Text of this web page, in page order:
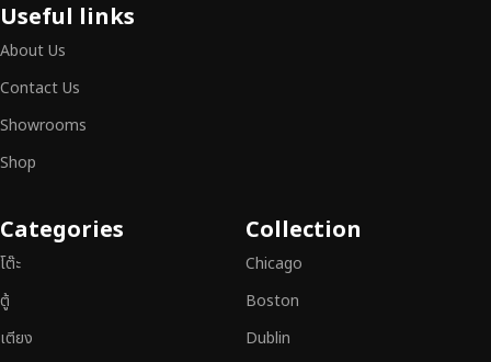
เฟอร์นิเจอร์ไม้ไม่ใช่เพียงของตกแต่ง แต่เป็นงานศิลปะที่สะท้อนถึงรสนิยมและ
สามารถผสานความสวยงาม ความแข็งแรง และการใช้งานที่ตอบโจทย์ทุกความ
ต้องการได้อย่างลงตัว เฟอร์นิเจอร์ทุกชิ้นของเราผลิตจากวัสดุคุณภาพสูง ผ่าน
การตรวจสอบมาตรฐานอย่างเคร่งครัด
สิก และการใช้งานที่ยาวนาน
ประกันคุณภาพและการบริการที่ดีที่สุด
Useful links
About Us
Contact Us
Showrooms
Shop
Categories
โต๊ะ
ตู้
เตียง
Collection
Chicago
Boston
Dublin